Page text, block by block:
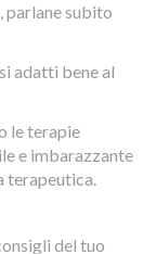
parlane subito
adatti bene al
le terapie
e imbarazzante
terapeutica.
del tuo